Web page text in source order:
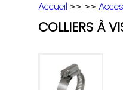
Accueil >> >>
COLLIERS À